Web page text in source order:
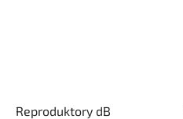
Reproduktory dB